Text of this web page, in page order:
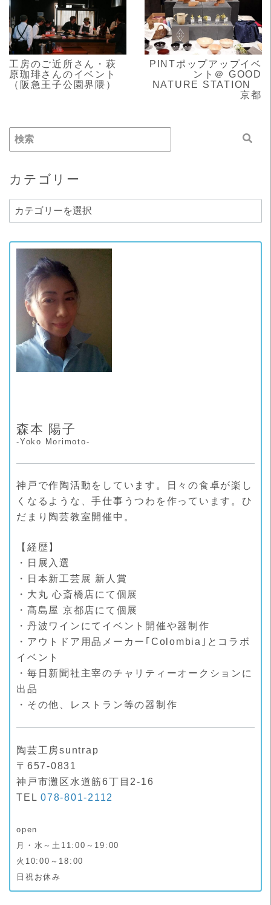
READ MORE
工房のご近所さん・萩
原珈琲さんのイベント
（阪急王子公園界隈）
READ MORE
PINTポップアップイベ
ント＠ GOOD
NATURE STATION
京都
カテゴリー
カ
テ
森本 陽子
-Yoko Morimoto-
神戸で作陶活動をしています。日々の食卓が楽し
くなるような、手仕事うつわを作っています。ひ
だまり陶芸教室開催中。
【経歴】
・日展入選
・日本新工芸展 新人賞
・大丸 心斎橋店にて個展
・髙島屋 京都店にて個展
・丹波ワインにてイベント開催や器制作
・アウトドア用品メーカー｢Colombia｣とコラボ
イベント
・毎日新聞社主宰のチャリティーオークションに
出品
・その他、レストラン等の器制作
陶芸工房suntrap
〒657-0831
神戸市灘区水道筋6丁目2-16
TEL078-801-2112
open
月・水～土11:00～19:00
火10:00～18:00
日祝お休み